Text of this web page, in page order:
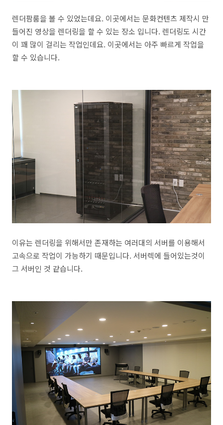
렌더팜룸을 볼 수 있었는데요. 이곳에서는 문화컨텐츠 제작시 만
들어진 영상을 렌더링을 할 수 있는 장소 입니다. 렌더링도 시간
이 꽤 많이 걸리는 작업인데요. 이곳에서는 아주 빠르게 작업을
할 수 있습니다.
이유는 렌더링을 위해서만 존재하는 여러대의 서버를 이용해서
고속으로 작업이 가능하기 때문입니다. 서버렉에 들어있는것이
그 서버인 것 같습니다.